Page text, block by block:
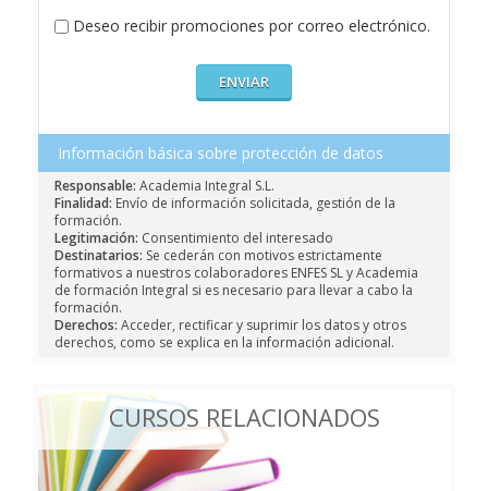
Deseo recibir promociones por correo electrónico.
Información básica sobre protección de datos
Responsable: Academia Integral S.L.
Finalidad: Envío de información solicitada, gestión de la
formación.
Legitimación: Consentimiento del interesado
Destinatarios: Se cederán con motivos estrictamente
formativos a nuestros colaboradores ENFES SL y Academia
de formación Integral si es necesario para llevar a cabo la
formación.
Derechos: Acceder, rectificar y suprimir los datos y otros
derechos, como se explica en la información adicional.
CURSOS RELACIONADOS